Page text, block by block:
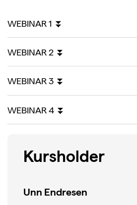
WEBINAR 1 ⏬
WEBINAR 2 ⏬
WEBINAR 3 ⏬
WEBINAR 4 ⏬
Kursholder
Unn Endresen